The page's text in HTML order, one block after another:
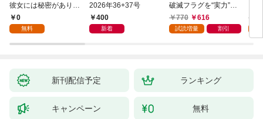
彼女には秘密がありま
した(1)
0
無料
2026年36+37号
400
新着
破滅フラグを“実力”で
叩き折っていたら、い
つの間にかヒロイン達
770 616
試読増量 割引
新刊配信予定 ランキング
キャンペーン 無料